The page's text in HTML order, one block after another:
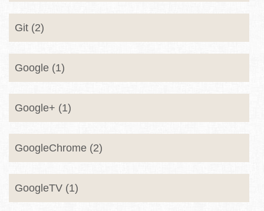
Git (2)
Google (1)
Google+ (1)
GoogleChrome (2)
GoogleTV (1)